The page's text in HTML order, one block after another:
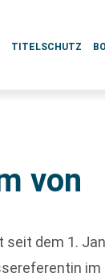
TITELSCHUTZ
von
seit dem 1.
im